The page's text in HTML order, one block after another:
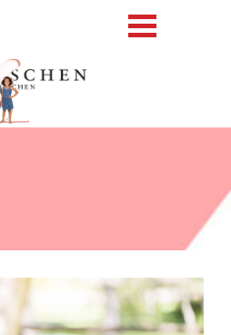
Menü überspringen